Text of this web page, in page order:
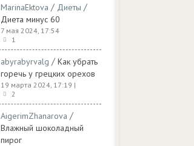
MarinaEktova / Диеты /
Диета минус 60
7 мая 2024, 17:54
1
abyrabyrvalg / Как убрать
горечь у грецких орехов
19 марта 2024, 17:19 |
2
AigerimZhanarova /
Влажный шоколадный
пирог